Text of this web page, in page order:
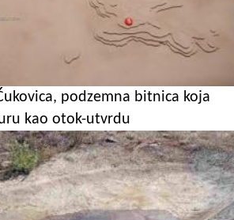
podzemna bitnica koja
kao otok-utvrdu